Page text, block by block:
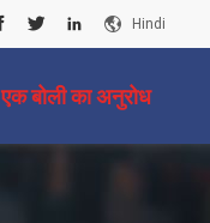
Hindi
एक बोली का अनुरोध